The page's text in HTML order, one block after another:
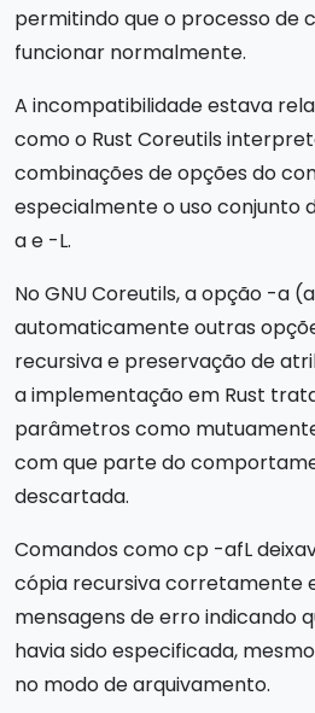
permitindo que o processo de
funcionar normalmente.
A incompatibilidade estava
como o Rust Coreutils
combinações de opções do
especialmente o uso conjunto
a e -L.
No GNU Coreutils, a opção -a
automaticamente outras
recursiva e preservação de
a implementação em Rust
parâmetros como
com que parte do
descartada.
Comandos como cp -afL
cópia recursiva corretamente
mensagens de erro indicando
havia sido especificada,
no modo de arquivamento.